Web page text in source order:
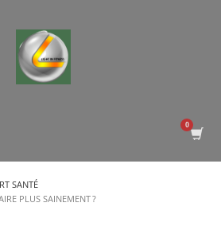
SANTÉ
PLUS SAINEMENT ?